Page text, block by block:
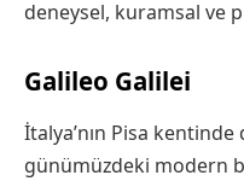
deneysel, kuramsal ve
Galileo Galilei
İtalya’nın Pisa
günümüzdeki modern